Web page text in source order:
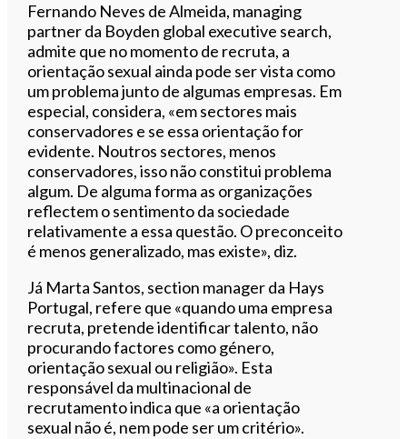
Fernando Neves de Almeida, managing
partner da Boyden global executive search,
admite que no momento de recruta, a
orientação sexual ainda pode ser vista como
um problema junto de algumas empresas. Em
especial, considera, «em sectores mais
conservadores e se essa orientação for
evidente. Noutros sectores, menos
conservadores, isso não constitui problema
algum. De alguma forma as organizações
reflectem o sentimento da sociedade
relativamente a essa questão. O preconceito
é menos generalizado, mas existe», diz.
Já Marta Santos, section manager da Hays
Portugal, refere que «quando uma empresa
recruta, pretende identificar talento, não
procurando factores como género,
orientação sexual ou religião». Esta
responsável da multinacional de
recrutamento indica que «a orientação
sexual não é, nem pode ser um critério».